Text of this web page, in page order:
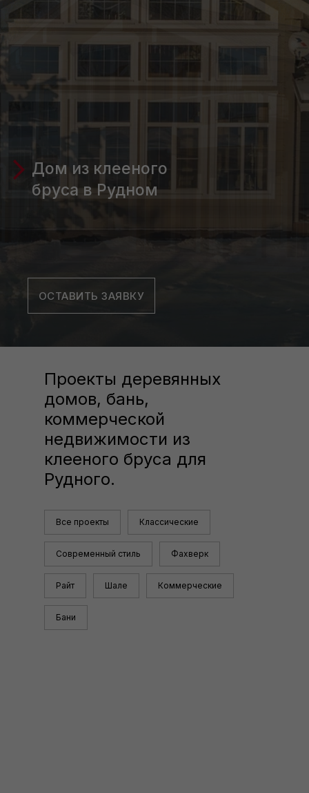
Дом из клееного
бруса в Рудном
ОСТАВИТЬ ЗАЯВКУ
Проекты деревянных
домов, бань,
коммерческой
недвижимости из
клееного бруса для
Рудного.
Все проекты Классические
Современный стиль Фахверк
Райт Шале Коммерческие
Бани